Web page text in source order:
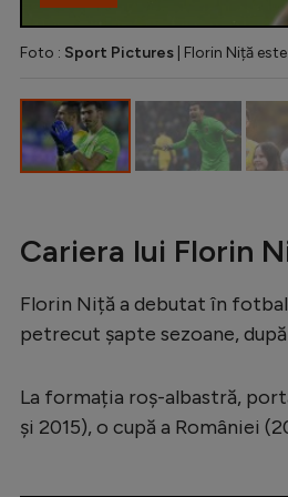
Foto : Sport Pictures | Florin Niță
Cariera lui Florin
Florin Niță a debutat în
petrecut șapte sezoane,
La formația roș-albastră,
și 2015), o cupă a României